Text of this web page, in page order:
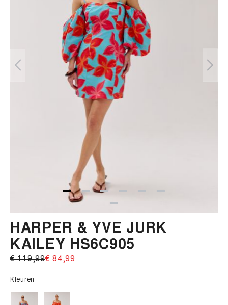
HARPER & YVE JURK
KAILEY HS6C905
€ 119,99‌€ 84,99‌
Kleuren